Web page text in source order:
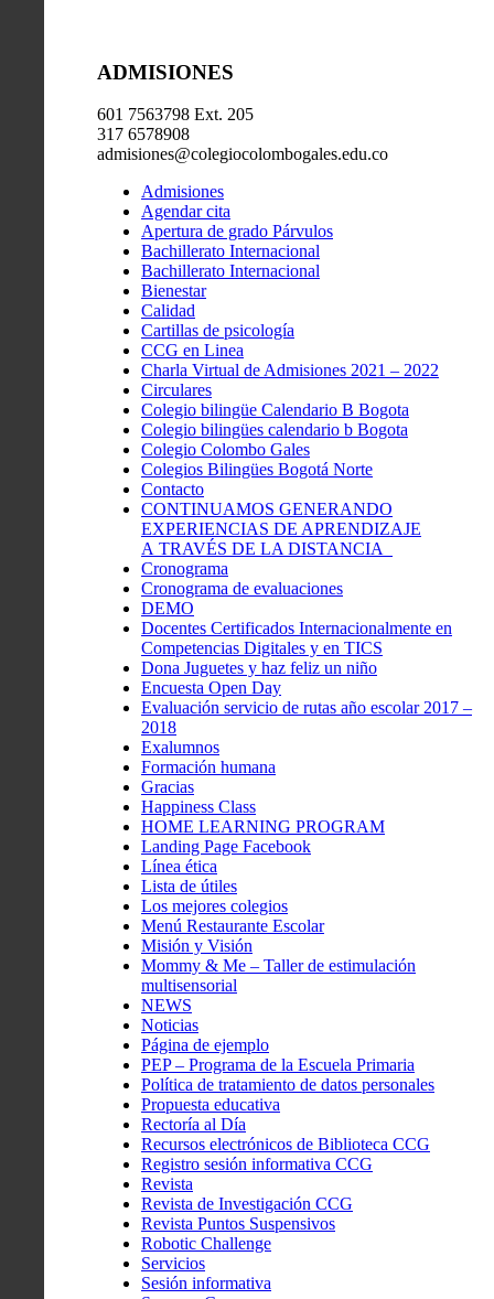
ADMISIONES
601 7563798 Ext. 205
317 6578908
admisiones@colegiocolombogales.edu.co
Admisiones
Agendar cita
Apertura de grado Párvulos
Bachillerato Internacional
Bachillerato Internacional
Bienestar
Calidad
Cartillas de psicología
CCG en Linea
Charla Virtual de Admisiones 2021 – 2022
Circulares
Colegio bilingüe Calendario B Bogota
Colegio bilingües calendario b Bogota
Colegio Colombo Gales
Colegios Bilingües Bogotá Norte
Contacto
CONTINUAMOS GENERANDO
EXPERIENCIAS DE APRENDIZAJE
A TRAVÉS DE LA DISTANCIA
Cronograma
Cronograma de evaluaciones
DEMO
Docentes Certificados Internacionalmente en
Competencias Digitales y en TICS
Dona Juguetes y haz feliz un niño
Encuesta Open Day
Evaluación servicio de rutas año escolar 2017 –
2018
Exalumnos
Formación humana
Gracias
Happiness Class
HOME LEARNING PROGRAM
Landing Page Facebook
Línea ética
Lista de útiles
Los mejores colegios
Menú Restaurante Escolar
Misión y Visión
Mommy & Me – Taller de estimulación
multisensorial
NEWS
Noticias
Página de ejemplo
PEP – Programa de la Escuela Primaria
Política de tratamiento de datos personales
Propuesta educativa
Rectoría al Día
Recursos electrónicos de Biblioteca CCG
Registro sesión informativa CCG
Revista
Revista de Investigación CCG
Revista Puntos Suspensivos
Robotic Challenge
Servicios
Sesión informativa